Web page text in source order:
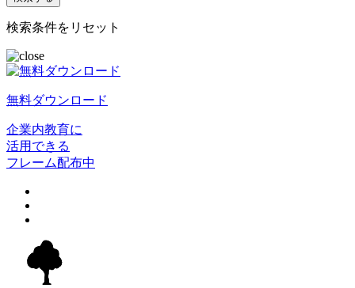
検索条件をリセット
無料ダウンロード
企業内教育に
活用できる
フレーム配布中